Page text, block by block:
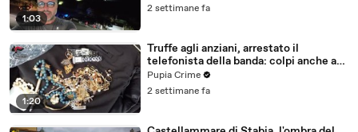
1:03
2 settimane fa
1:20
Truffe agli anziani, arrestato il
telefonista della banda: colpi anche ad
Aversa, oltre 300mila euro il bottino
stimato (24.07.26)
Pupia Crime
2 settimane fa